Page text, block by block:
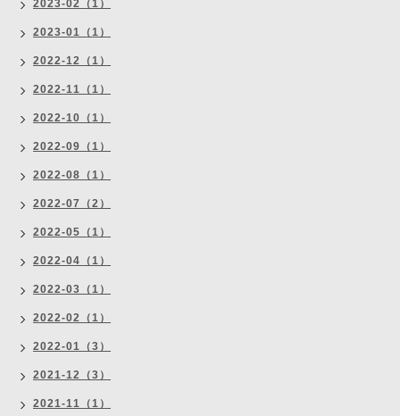
2023-02（1）
2023-01（1）
2022-12（1）
2022-11（1）
2022-10（1）
2022-09（1）
2022-08（1）
2022-07（2）
2022-05（1）
2022-04（1）
2022-03（1）
2022-02（1）
2022-01（3）
2021-12（3）
2021-11（1）